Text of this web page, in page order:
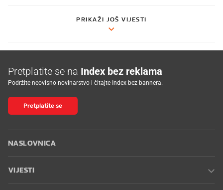
PRIKAŽI JOŠ VIJESTI
Pretplatite se na Index bez reklama
Podržite neovisno novinarstvo i čitajte Index bez bannera.
Pretplatite se
NASLOVNICA
VIJESTI